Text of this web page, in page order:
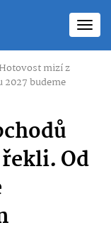
Hotovost mizí z
budeme
Od